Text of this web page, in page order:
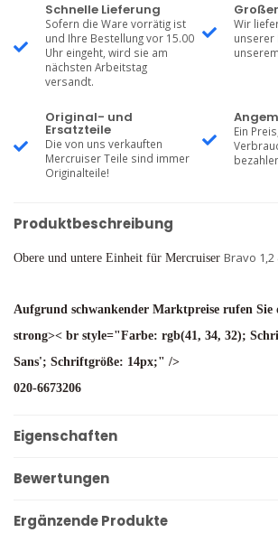
Schnelle Lieferung
Sofern die Ware vorrätig ist
und Ihre Bestellung vor 15.00
Uhr eingeht, wird sie am
nächsten Arbeitstag
versandt.
Wir
unserer
Original- und
Ersatzteile
Die von uns verkauften
Mercruiser Teile sind immer
Originalteile!
Ein
Produktbeschreibung
Obere und untere Einheit für Mercruiser Bravo
Aufgrund schwankender Marktpreise rufen Sie
strong>< br style="Farbe: rgb(41, 34, 32);
Sans'; Schriftgröße: 14px;" />
020-6673206
Eigenschaften
Bewertungen
Ergänzende Produkte